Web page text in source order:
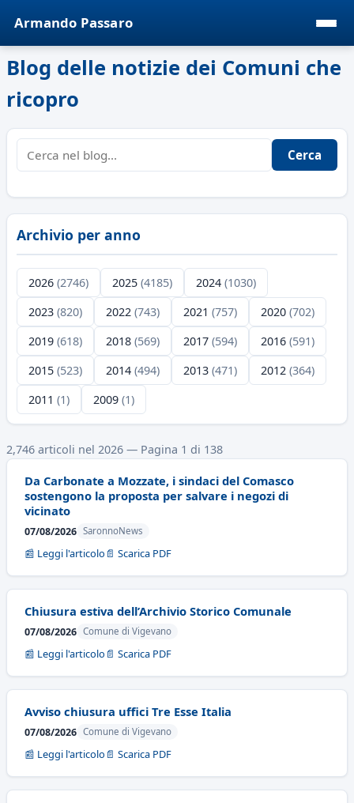
Armando Passaro
Blog delle notizie dei Comuni che
ricopro
Cerca
Archivio per anno
2026 (2746) 2025 (4185) 2024 (1030)
2023 (820) 2022 (743) 2021 (757) 2020 (702)
2019 (618) 2018 (569) 2017 (594) 2016 (591)
2015 (523) 2014 (494) 2013 (471) 2012 (364)
2011 (1) 2009 (1)
2,746 articoli nel 2026 — Pagina 1 di 138
Da Carbonate a Mozzate, i sindaci del Comasco
sostengono la proposta per salvare i negozi di
vicinato
07/08/2026 SaronnoNews
📰 Leggi l'articolo 📄 Scarica PDF
Chiusura estiva dell’Archivio Storico Comunale
07/08/2026 Comune di Vigevano
📰 Leggi l'articolo 📄 Scarica PDF
Avviso chiusura uffici Tre Esse Italia
07/08/2026 Comune di Vigevano
📰 Leggi l'articolo 📄 Scarica PDF